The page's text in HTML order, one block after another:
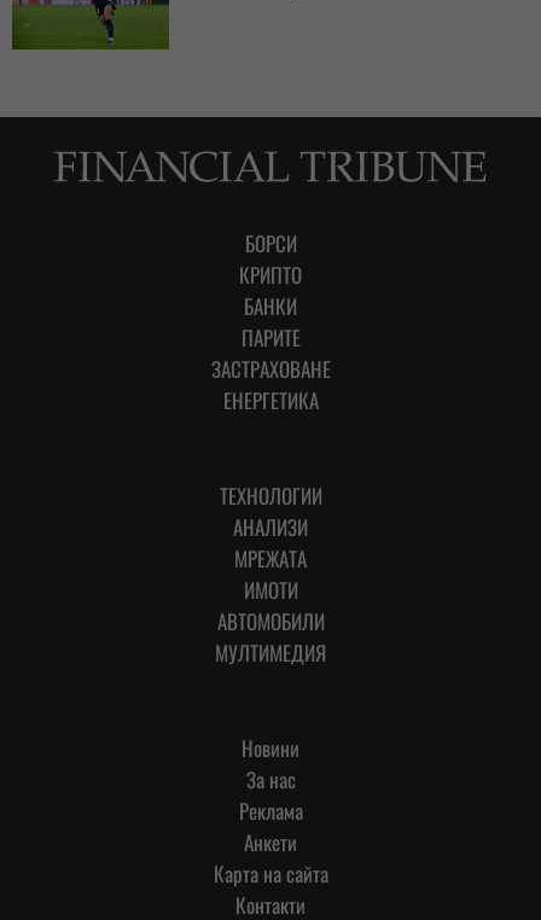
БОРСИ
КРИПТО
БАНКИ
ПАРИТЕ
ЗАСТРАХОВАНЕ
ЕНЕРГЕТИКА
ТЕХНОЛОГИИ
АНАЛИЗИ
МРЕЖАТА
ИМОТИ
АВТОМОБИЛИ
МУЛТИМЕДИЯ
Новини
За нас
Реклама
Анкети
Карта на сайта
Контакти